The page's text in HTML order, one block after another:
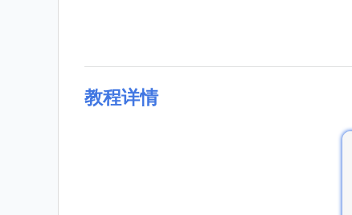
教程详情